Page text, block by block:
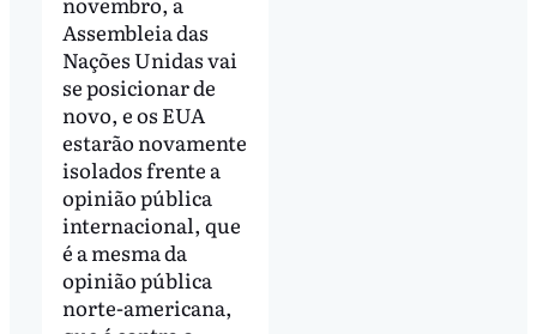
Assembleia das
Nações Unidas vai
se posicionar de
novo, e os EUA
estarão novamente
isolados frente a
opinião pública
internacional, que
é a mesma da
opinião pública
norte-americana,